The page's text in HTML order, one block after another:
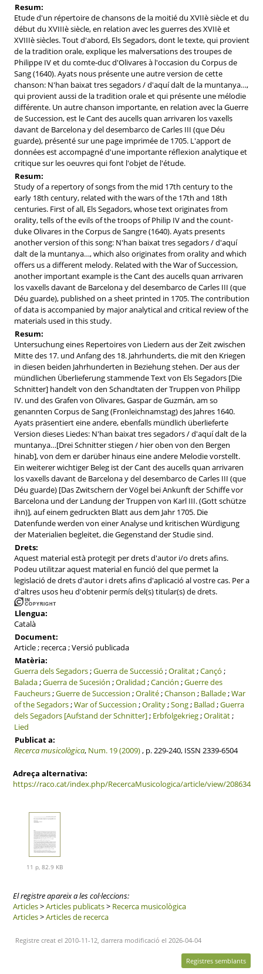
Resum:
Etude d'un répertoire de chansons de la moitié du XVIIè siècle et du
début du XVIIIè siècle, en relation avec les guerres des XVIIè et
XVIIIè siècles. Tout d'abord, Els Segadors, dont le texte, qui provient
de la tradition orale, explique les malversations des troupes de
Philippe IV et du comte-duc d'Olivares à l'occasion du Corpus de
Sang (1640). Ayats nous présente une autre version de cette
chanson: N'han baixat tres segadors / d'aquí dalt de la muntanya…,
qui provient aussi de la tradition orale et qui présente une mélodie
différente. Un autre chanson importante, en relation avec la Guerre
de Succession, est le Cant des aucells quan arrivaren los vaxells
davant de Barcelona y del desembarco de Carles III (que Déu
guarde), présenté sur une page imprimée de 1705. L'apport de
données est accompagné d'une importante réflexion analytique et
critique sur les oeuvres qui font l'objet de l'étude.
Resum:
Study of a repertory of songs from the mid 17th century to the
early 18th century, related with the wars of the 17th and 18th
centuries. First of all, Els Segadors, whose text originates from
orality, tells of the evils of the troops of Philip IV and the count-
duke Olivares in the Corpus de Sangre (1640). Ayats presents
another version of this song: N'han baixat tres segadors / d'aquí
dalt de la muntanya…, which also originates from orality and which
offers us a different melody. Related with the War of Succession,
another important example is the Cant des aucells quan arrivaren
los vaxells davant de Barcelona y del desembarco de Carles III (que
Déu guarde), published on a sheet printed in 1705. The contribution
of data is accompanied by major analytical and critical review of the
materials used in this study.
Resum:
Untersuchung eines Repertoires von Liedern aus der Zeit zwischen
Mitte des 17. und Anfang des 18. Jahrhunderts, die mit den Kriegen
in diesen beiden Jahrhunderten in Beziehung stehen. Der aus der
mündlichen Überlieferung stammende Text von Els Segadors [Die
Schnitter] handelt von den Schandtaten der Truppen von Philipp
IV. und des Grafen von Olivares, Gaspar de Guzmán, am so
genannten Corpus de Sang (Fronleichnamstag) des Jahres 1640.
Ayats präsentiert eine andere, ebenfalls mündlich überlieferte
Version dieses Liedes: N'han baixat tres segadors / d'aquí dalt de la
muntanya…[Drei Schnitter stiegen / hier oben von den Bergen
hinab], von dem er darüber hinaus eine andere Melodie vorstellt.
Ein weiterer wichtiger Beleg ist der Cant des aucells quan arrivaren
los vaxells davant de Barcelona y del desembarco de Carles III (que
Déu guarde) [Das Zwitschern der Vögel bei Ankunft der Schiffe vor
Barcelona und der Landung der Truppen von Karl III. (Gott schütze
ihn)], auf einem gedruckten Blatt aus dem Jahr 1705. Die
Datenfunde werden von einer Analyse und kritischen Würdigung
der Materialien begleitet, die Gegenstand der Studie sind.
Drets:
Aquest material està protegit per drets d'autor i/o drets afins.
Podeu utilitzar aquest material en funció del que permet la
legislació de drets d'autor i drets afins d'aplicació al vostre cas. Per a
d'altres usos heu d'obtenir permís del(s) titular(s) de drets.
Llengua:
Català
Document:
Article ; recerca ; Versió publicada
Matèria:
Guerra dels Segadors;Guerra de Successió ;Oralitat;Cançó ;
Balada;Guerra de Sucesión ;Oralidad ;Canción ;Guerre des
Faucheurs;Guerre de Succession ;Oralité;Chanson ; Ballade;War
of the Segadors;War of Succession ;Orality;Song; Ballad ;Guerra
dels Segadors [Aufstand der Schnitter]; Erbfolgekrieg;Oralität;
Lied
Publicat a:
Recerca musicològica, Num. 19 (2009), p. 229-240, ISSN 2339-6504
Adreça alternativa:
https://raco.cat/index.php/RecercaMusicologica/article/view/208634
11 p, 82.9 KB
El registre apareix a les col·leccions:
Articles>Articles publicats> Recerca musicològica
Articles>Articles de recerca
Registre creat el 2010-11-12, darrera modificació el 2026-04-04
Registres semblants